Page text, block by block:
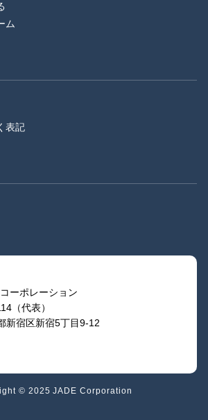
ム
表記
ーポレーション
（代表）
新宿区新宿5丁目9-12
© 2025 JADE Corporation